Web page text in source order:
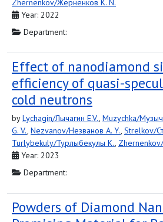
Zhernenkov/Жерненков K. N.
Year: 2022
Department:
Effect of nanodiamond
efficiency of quasi-
cold neutrons
byLychagin/Лычагин E.V., Muzychka/
G. V., Nezvanov/Незванов A. Y., Strelkov/
Turlybekuly/Турлыбекулы K.,
Year: 2023
Department:
Powders of Diamond